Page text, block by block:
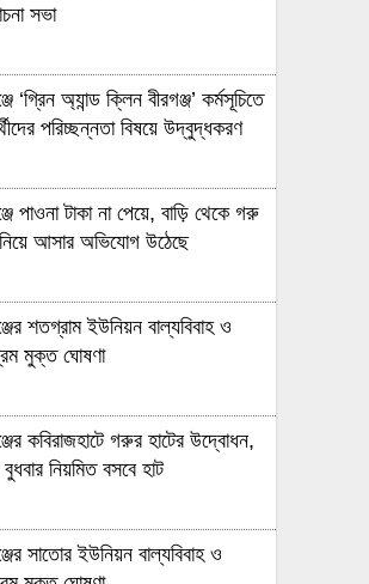
সভা
‘গ্রিন অ্যান্ড ক্লিন বীরগঞ্জ’ কর্মসূচিতে
পরিচ্ছন্নতা বিষয়ে উদ্বুদ্ধকরণ
পাওনা টাকা না পেয়ে, বাড়ি থেকে গরু
আসার অভিযোগ উঠেছে
শতগ্রাম ইউনিয়ন বাল্যবিবাহ ও
মুক্ত ঘোষণা
কবিরাজহাটে গরুর হাটের উদ্বোধন,
নিয়মিত বসবে হাট
সাতোর ইউনিয়ন বাল্যবিবাহ ও